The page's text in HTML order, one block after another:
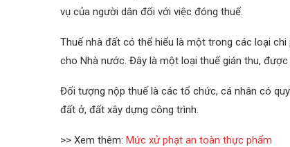
vụ của người dân đối với việc đóng thuế.
Thuế nhà đất có thể hiểu là một trong các loại
cho Nhà nước. Đây là một loại thuế gián thu,
Đối tượng nộp thuế là các tổ chức, cá nhân có
đất ở, đất xây dựng công trình.
>> Xem thêm: Mức xử phạt an toàn thực phẩm